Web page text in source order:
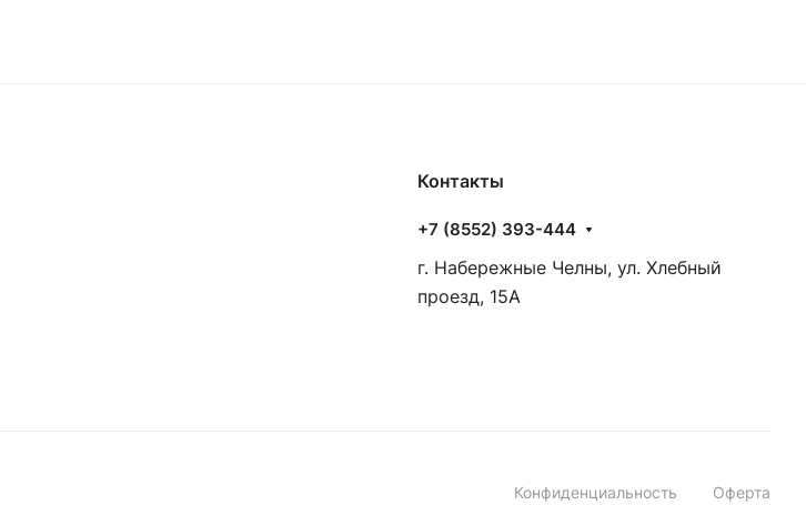
Контакты
+7 (8552) 393-444
г. Набережные Челны, ул. Хлебный
проезд, 15А
Конфиденциальность Оферта